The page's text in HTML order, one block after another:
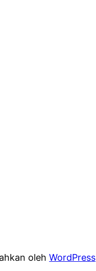
olehWordPress